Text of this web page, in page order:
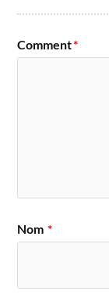
Comment*
Nom *